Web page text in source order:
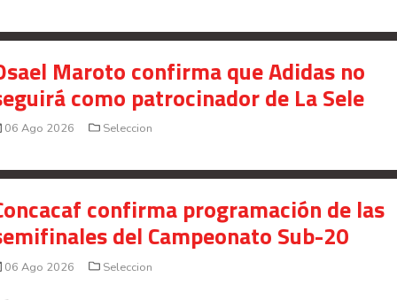
Maroto confirma que Adidas no
como patrocinador de La Sele
06 Ago 2026 Seleccion
confirma programación de las
del Campeonato Sub-20
06 Ago 2026 Seleccion